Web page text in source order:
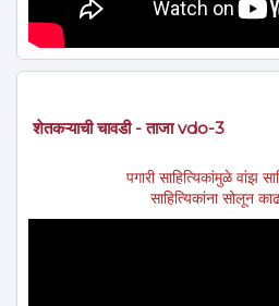
शेतकऱ्याची चावडी - ताजा vdo-3
पगारी साहित्यिकांमुळे वांझ
साहित्यिकांना सोलून